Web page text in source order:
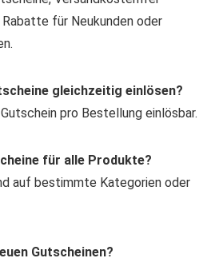
für Neukunden oder
gleichzeitig einlösen?
pro Bestellung einlösbar.
für alle Produkte?
auf bestimmte Kategorien oder
Gutscheinen?